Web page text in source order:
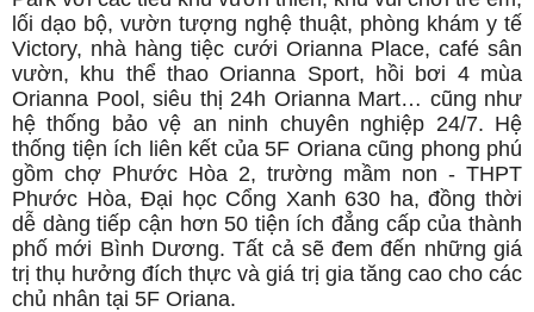
lối dạo bộ, vườn tượng nghệ thuật, phòng khám y tế
Victory, nhà hàng tiệc cưới Orianna Place, café sân
vườn, khu thể thao Orianna Sport, hồi bơi 4 mùa
Orianna Pool, siêu thị 24h Orianna Mart… cũng như
hệ thống bảo vệ an ninh chuyên nghiệp 24/7. Hệ
thống tiện ích liên kết của 5F Oriana cũng phong phú
gồm chợ Phước Hòa 2, trường mầm non - THPT
Phước Hòa, Đại học Cổng Xanh 630 ha, đồng thời
dễ dàng tiếp cận hơn 50 tiện ích đẳng cấp của thành
phố mới Bình Dương. Tất cả sẽ đem đến những giá
trị thụ hưởng đích thực và giá trị gia tăng cao cho các
chủ nhân tại 5F Oriana.